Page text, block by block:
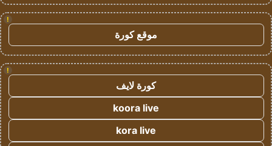
!
موقع كورة
!
كورة لايف
koora live
kora live